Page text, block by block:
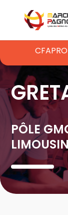
CFA
PÔLE